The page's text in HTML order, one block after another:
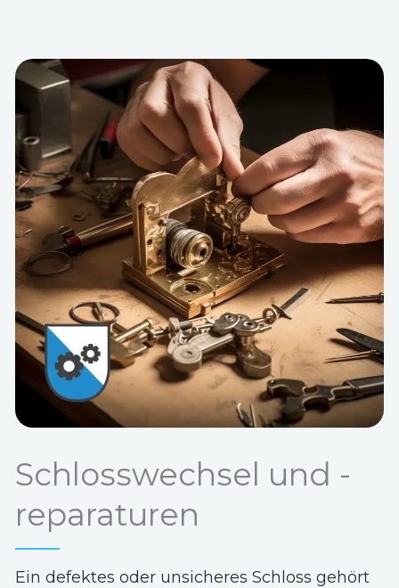
Schlosswechsel und -
reparaturen
Ein defektes oder unsicheres Schloss gehört